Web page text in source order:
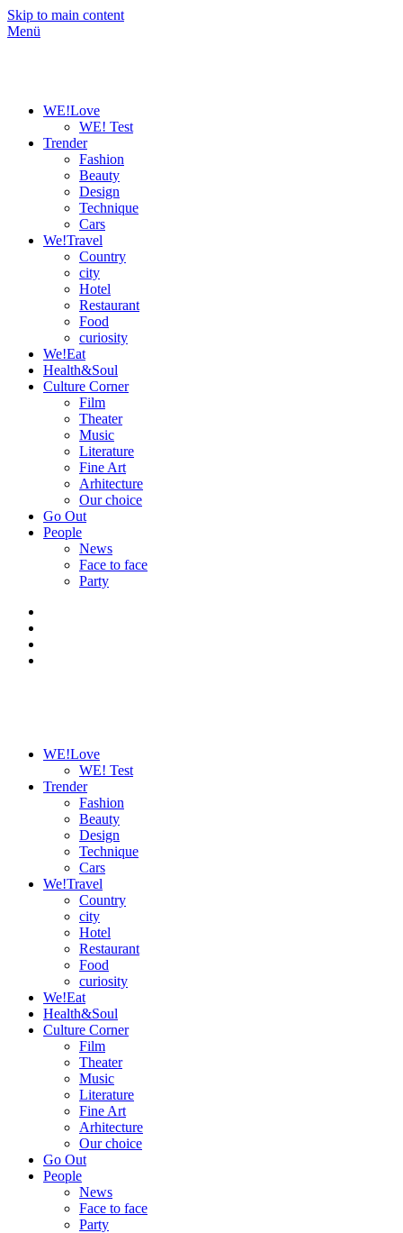
Skip to main content
Menü
WE!Love
WE! Test
Trender
Fashion
Beauty
Design
Technique
Cars
We!Travel
Country
city
Hotel
Restaurant
Food
curiosity
We!Eat
Health&Soul
Culture Corner
Film
Theater
Music
Literature
Fine Art
Arhitecture
Our choice
Go Out
People
News
Face to face
Party
WE!Love
WE! Test
Trender
Fashion
Beauty
Design
Technique
Cars
We!Travel
Country
city
Hotel
Restaurant
Food
curiosity
We!Eat
Health&Soul
Culture Corner
Film
Theater
Music
Literature
Fine Art
Arhitecture
Our choice
Go Out
People
News
Face to face
Party